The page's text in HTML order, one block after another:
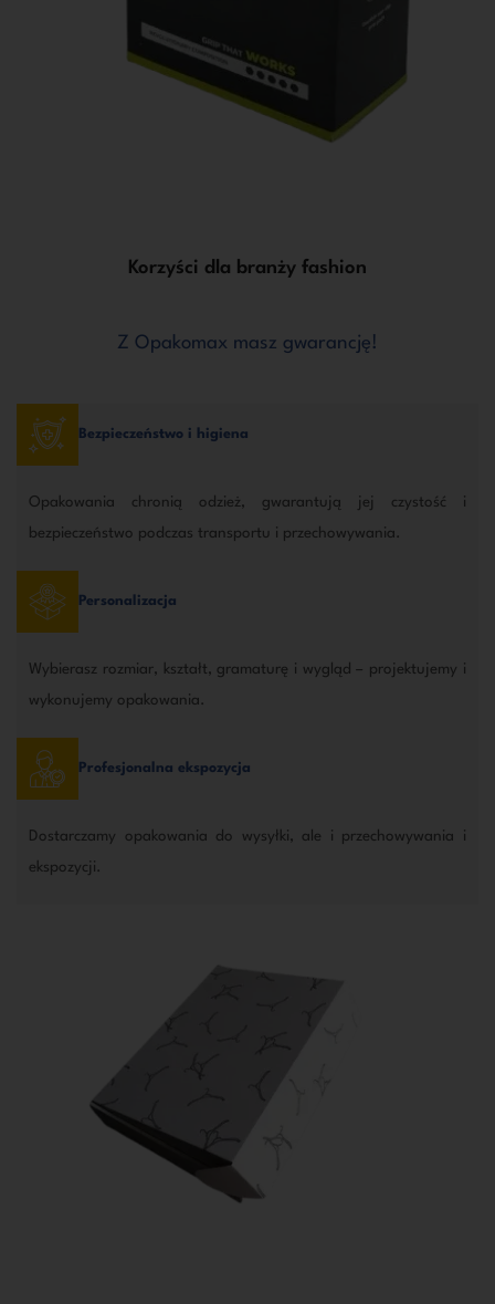
Korzyści dla branży fashion
Z Opakomax masz gwarancję!
Bezpieczeństwo i higiena
Opakowania chronią odzież, gwarantują jej czystość i
bezpieczeństwo podczas transportu i przechowywania.
Personalizacja
Wybierasz rozmiar, kształt, gramaturę i wygląd – projektujemy i
wykonujemy opakowania.
Profesjonalna ekspozycja
Dostarczamy opakowania do wysyłki, ale i przechowywania i
ekspozycji.